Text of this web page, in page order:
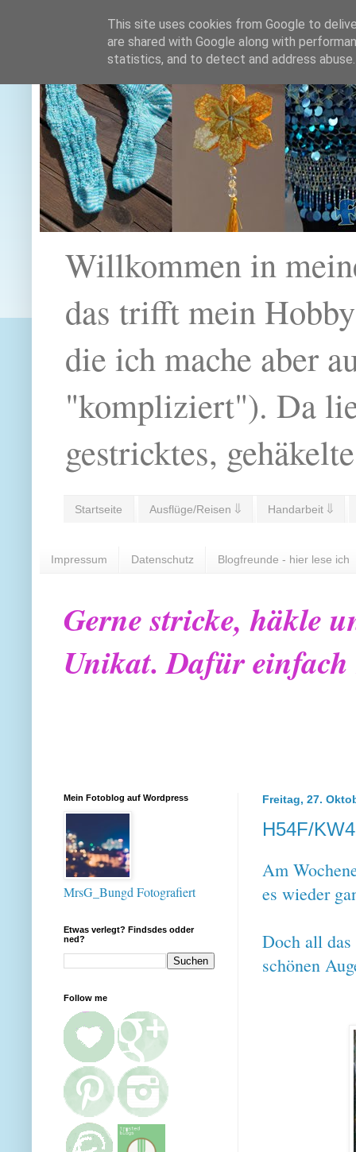
Willkommen in
das trifft mein
die ich mache aber
"kompliziert"). Da
gestricktes,
Startseite Ausflüge/Reisen ⇓ Handarbeit ⇓
Impressum Datenschutz Blogfreunde - hier lese ich
Gerne stricke, häkle
Unikat. Dafür
Freitag, 27.
H54F/
Am
es wieder
Doch all
schönen
Mein Fotoblog auf Wordpress
MrsG_Bungd Fotografiert
Etwas verlegt? Findsdes odder
ned?
Follow me
This site uses cookies from Google to
are shared with Google along with
statistics, and to detect and address abuse.